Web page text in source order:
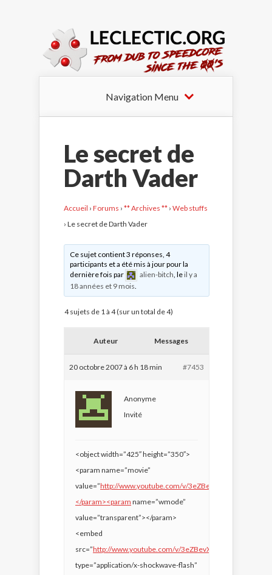
Navigation Menu
Le secret de
Darth Vader
Accueil › Forums › ** Archives ** › Web stuffs
› Le secret de Darth Vader
Ce sujet contient 3 réponses, 4
participants et a été mis à jour pour la
dernière fois par
alien-bitch , leil y a
18 années et 9 mois
4 sujets de 1 à 4 (sur un total de 4)
Auteur Messages
20 octobre 2007 à 6 h 18 min #7453
Anonyme
Invité
<object width=”425″ height=”350″>
<param name=”movie”
value=”http://www.youtube.com/v/3eZBevXohCI”>
</param><param name=”wmode”
value=”transparent”></param>
<embed
src=”http://www.youtube.com/v/3eZBevXohCI&#8221
type=”application/x-shockwave-flash”